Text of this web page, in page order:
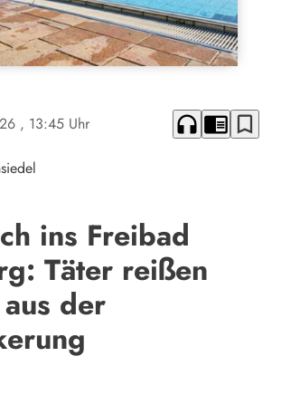
, 13:45 Uhr headphones chrome_reader_mode bookmark_border
ins Freibad
Täter reißen
der